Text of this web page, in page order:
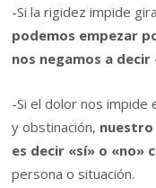
-Si la rigidez impide
podemos empezar
nos negamos a decir
-Si el dolor nos
y obstinación, nuestro
es decir «sí» o «no»
persona o situación.